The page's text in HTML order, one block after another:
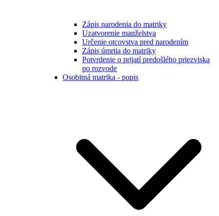
Zápis narodenia do matriky
Uzatvorenie manželstva
Určenie otcovstva pred narodením
Zápis úmrtia do matriky
Potvrdenie o prijatí predošlého priezviska
po rozvode
Osobitná matrika - popis